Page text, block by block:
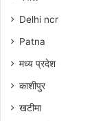
Delhi ncr
Patna
मध्य प्रदेश
काशीपुर
खटीमा